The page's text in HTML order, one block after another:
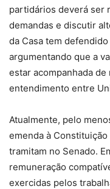
partidários deverá ser
demandas e discutir
da Casa tem
argumentando que a
estar acompanhada
entendimento entre
Atualmente, pelo
emenda à
tramitam no Senado.
remuneração
exercidas pelos